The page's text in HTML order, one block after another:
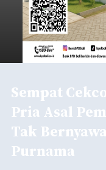
Sempat
Pria Asal
Tak
Purnama